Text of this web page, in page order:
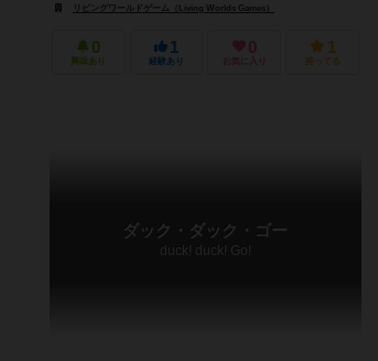
リビングワールドゲーム（Living Worlds Games）
0
興味あり
1
経験あり
0
お気に入り
1
持ってる
ダック・ダック・ゴー
duck! duck! Go!